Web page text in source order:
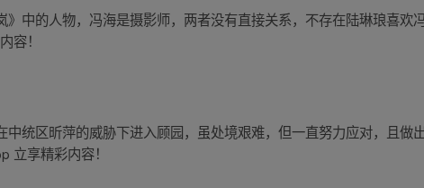
》中的人物，冯海是摄影师，两者没有直接关系，不存在陆琳琅喜欢
容！
中统区昕萍的威胁下进入顾园，虽处境艰难，但一直努力应对，且做
立享精彩内容！